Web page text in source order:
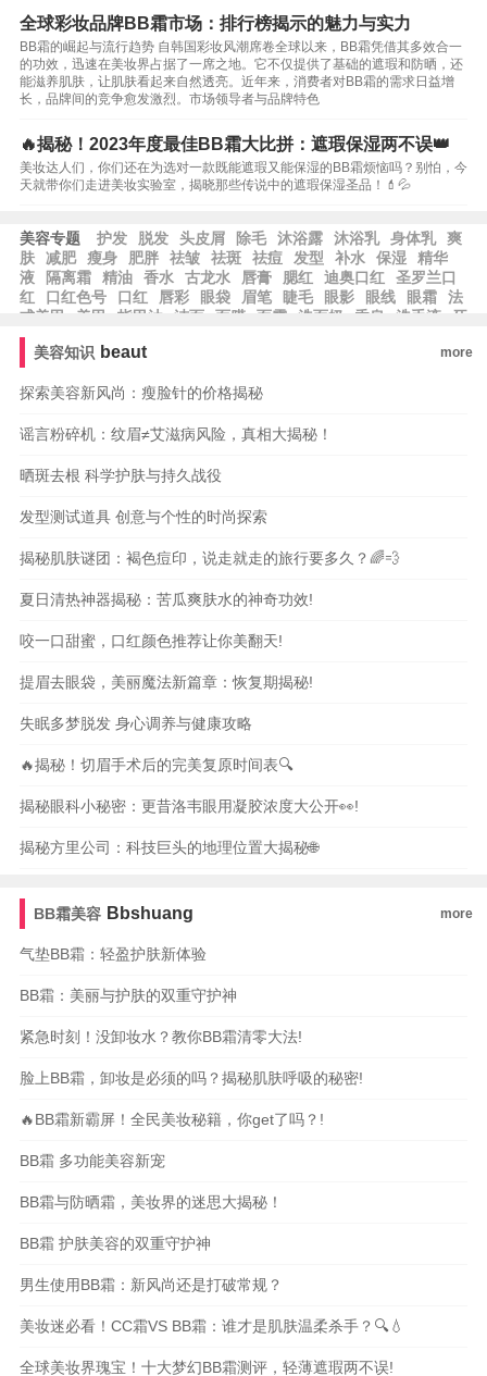
全球彩妆品牌BB霜市场：排行榜揭示的魅力与实力
BB霜的崛起与流行趋势 自韩国彩妆风潮席卷全球以来，BB霜凭借其多效合一
的功效，迅速在美妆界占据了一席之地。它不仅提供了基础的遮瑕和防晒，还
能滋养肌肤，让肌肤看起来自然透亮。近年来，消费者对BB霜的需求日益增
长，品牌间的竞争愈发激烈。市场领导者与品牌特色
🔥揭秘！2023年度最佳BB霜大比拼：遮瑕保湿两不误👑
美妆达人们，你们还在为选对一款既能遮瑕又能保湿的BB霜烦恼吗？别怕，今
天就带你们走进美妆实验室，揭晓那些传说中的遮瑕保湿圣品！💄💦
美容专题 护发 脱发 头皮屑 除毛 沐浴露 沐浴乳 身体乳
爽
肤
减肥 瘦身 肥胖 祛皱 祛斑 祛痘 发型 补水 保湿
精华
液
隔离霜 精油 香水 古龙水 唇膏 腮红 迪奥口红
圣罗兰口
红
口红色号 口红 唇彩 眼袋 眉笔 睫毛 眼影 眼线 眼霜
法
式美甲
美甲 指甲油 洁面 面膜 面霜 洗面奶 香皂 洗手液
牙
膏
美容知识 beaut more
探索美容新风尚：瘦脸针的价格揭秘
谣言粉碎机：纹眉≠艾滋病风险，真相大揭秘！
晒斑去根 科学护肤与持久战役
发型测试道具 创意与个性的时尚探索
揭秘肌肤谜团：褐色痘印，说走就走的旅行要多久？🌈💨
夏日清热神器揭秘：苦瓜爽肤水的神奇功效!
咬一口甜蜜，口红颜色推荐让你美翻天!
提眉去眼袋，美丽魔法新篇章：恢复期揭秘!
失眠多梦脱发 身心调养与健康攻略
🔥揭秘！切眉手术后的完美复原时间表🔍
揭秘眼科小秘密：更昔洛韦眼用凝胶浓度大公开👀!
揭秘方里公司：科技巨头的地理位置大揭秘🌐
BB霜美容 Bbshuang more
气垫BB霜：轻盈护肤新体验
BB霜：美丽与护肤的双重守护神
紧急时刻！没卸妆水？教你BB霜清零大法!
脸上BB霜，卸妆是必须的吗？揭秘肌肤呼吸的秘密!
🔥BB霜新霸屏！全民美妆秘籍，你get了吗？!
BB霜 多功能美容新宠
BB霜与防晒霜，美妆界的迷思大揭秘！
BB霜 护肤美容的双重守护神
男生使用BB霜：新风尚还是打破常规？
美妆迷必看！CC霜VS BB霜：谁才是肌肤温柔杀手？🔍💧
全球美妆界瑰宝！十大梦幻BB霜测评，轻薄遮瑕两不误!